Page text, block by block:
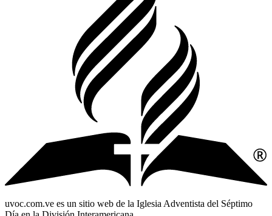
uvoc.com.ve es un sitio web de la Iglesia Adventista del Séptimo